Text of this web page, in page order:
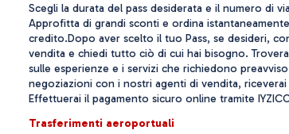
Scegli la durata del pass desiderata e il numero di
Approfitta di grandi sconti e ordina
credito.Dopo aver scelto il tuo Pass, se desideri,
vendita e chiedi tutto ciò di cui hai bisogno.
sulle esperienze e i servizi che richiedono
negoziazioni con i nostri agenti di vendita, riceverai
Effettuerai il pagamento sicuro online tramite
Trasferimenti aeroportuali